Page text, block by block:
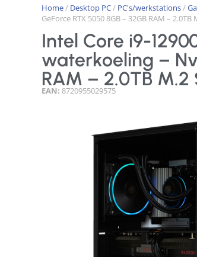
Home/ Desktop PC/ PC's/werkstations/
GeForce RTX 5050 8GB – 32GB RAM –
Intel Core i9-
waterkoeling –
RAM – 2.0TB M.2
EAN: 8720955029575